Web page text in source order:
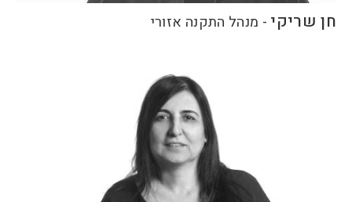
חן שריקי - מנהל התקנה אזורי